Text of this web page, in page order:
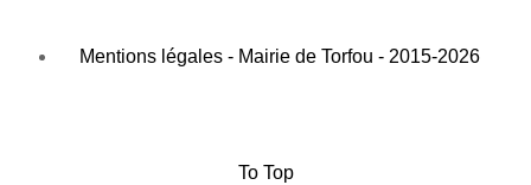
Mentions légales - Mairie de Torfou - 2015-2026
To Top